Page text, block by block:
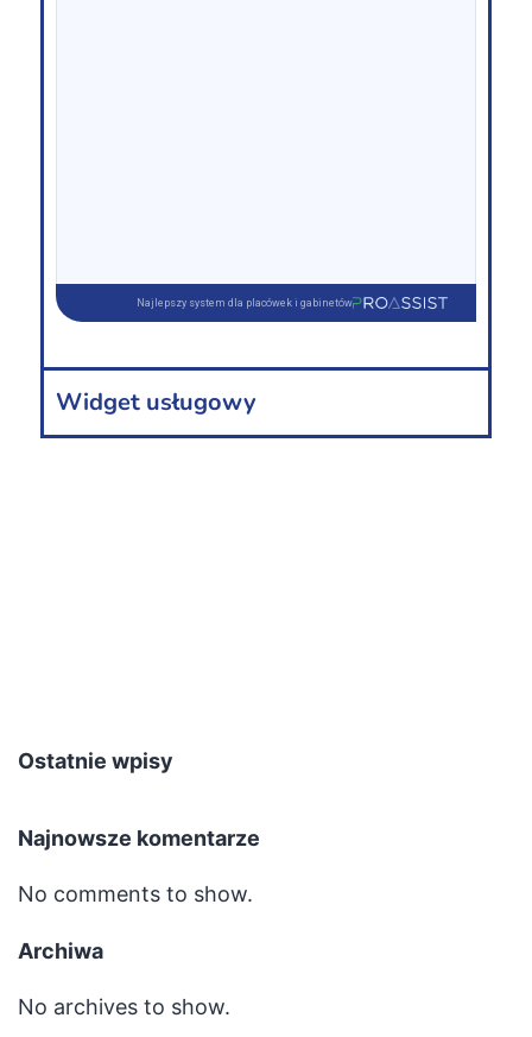
Widget usługowy
Ostatnie wpisy
Najnowsze komentarze
No comments to show.
Archiwa
No archives to show.